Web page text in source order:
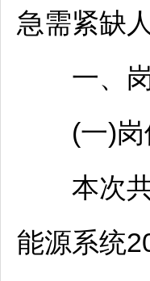
急需紧缺人
一、岗
(一)岗
本次共
能源系统